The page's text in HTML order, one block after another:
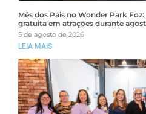
Mês dos Pais no Wonder Park
gratuita em atrações durante
5 de agosto de 2026
LEIA MAIS